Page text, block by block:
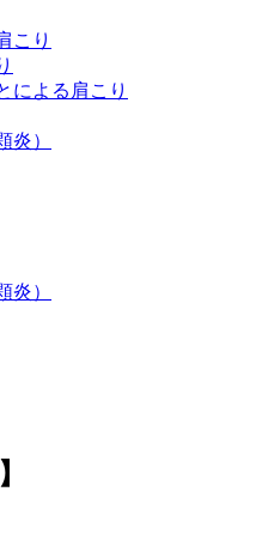
こり
による肩こり
炎）
炎）